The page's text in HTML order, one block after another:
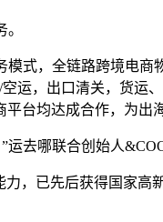
式，全链路跨境电
运，出口清关，货运
台均达成合作，为出
去哪联合创始人
，已先后获得国家